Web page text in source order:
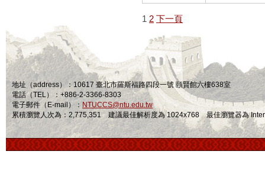
1 2 下一頁
地址（address）：10617 臺北市羅斯福路四段一號 頤賢館六樓638室
電話（TEL）：+886-2-3366-8303
電子郵件（E-mail）： NTUCCS@ntu.edu.tw
累積瀏覽人次為：2,775,351 建議最佳解析度為 1024x768 最佳瀏覽器為